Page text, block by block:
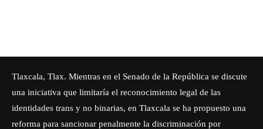
Tlaxcala, Tlax. Mientras en el Senado de la República se discute
una iniciativa que limitaría el reconocimiento legal de las
identidades trans y no binarias, en Tlaxcala se ha propuesto una
reforma para sancionar penalmente la discriminación por